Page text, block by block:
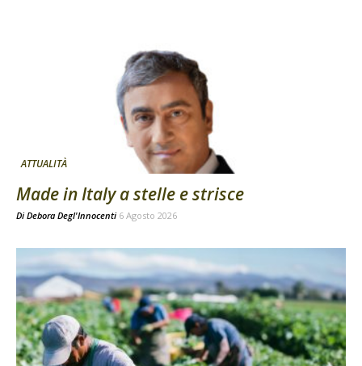
ATTUALITÀ
Made in Italy a stelle e strisce
Di Debora Degl'Innocenti 6 Agosto 2026